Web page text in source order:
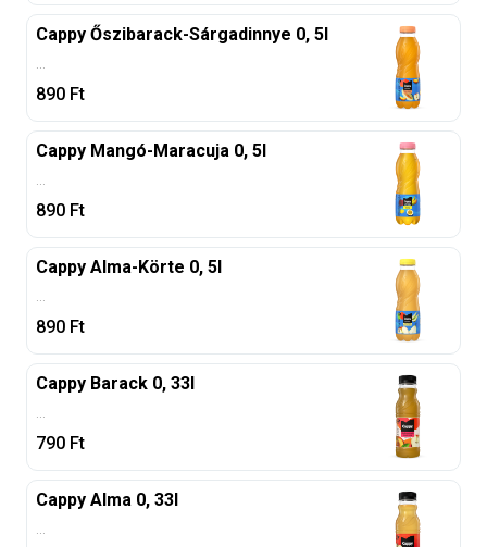
Cappy Őszibarack-Sárgadinnye 0, 5l
...
890 Ft
Cappy Mangó-Maracuja 0, 5l
...
890 Ft
Cappy Alma-Körte 0, 5l
...
890 Ft
Cappy Barack 0, 33l
...
790 Ft
Cappy Alma 0, 33l
...